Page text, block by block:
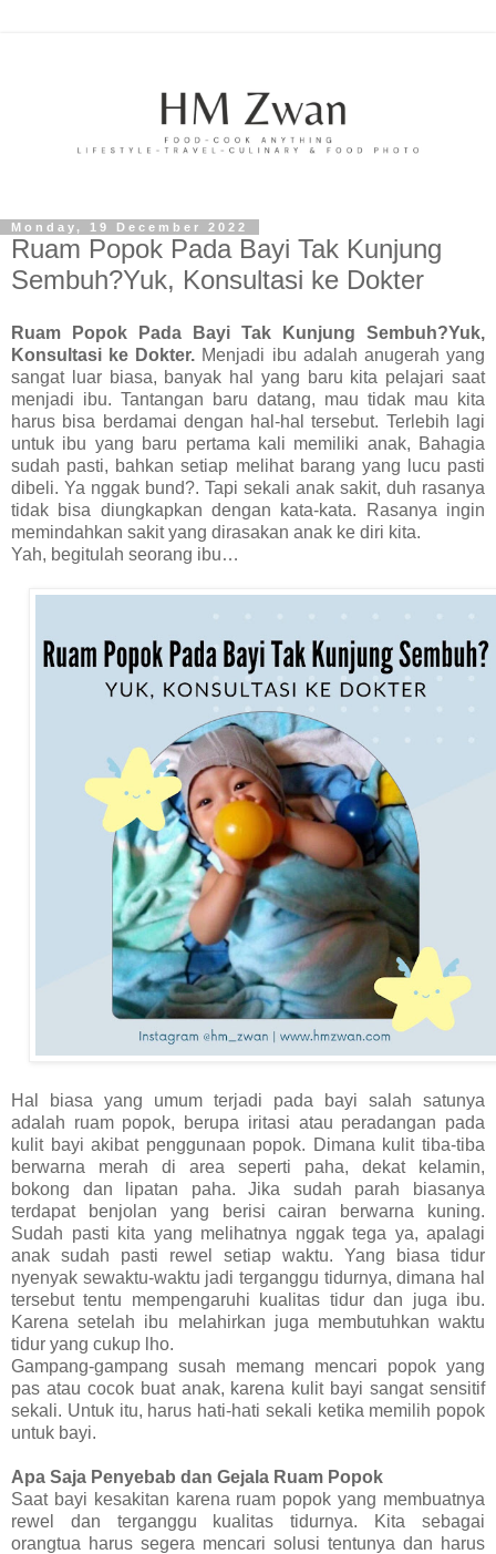
Monday, 19 December 2022
Ruam Popok Pada Bayi Tak Kunjung
Sembuh?Yuk, Konsultasi ke Dokter
Ruam Popok Pada Bayi Tak Kunjung Sembuh?Yuk,
Konsultasi ke Dokter. Menjadi ibu adalah anugerah yang
sangat luar biasa, banyak hal yang baru kita pelajari saat
menjadi ibu. Tantangan baru datang, mau tidak mau kita
harus bisa berdamai dengan hal-hal tersebut. Terlebih lagi
untuk ibu yang baru pertama kali memiliki anak, Bahagia
sudah pasti, bahkan setiap melihat barang yang lucu pasti
dibeli. Ya nggak bund?. Tapi sekali anak sakit, duh rasanya
tidak bisa diungkapkan dengan kata-kata. Rasanya ingin
memindahkan sakit yang dirasakan anak ke diri kita.
Yah, begitulah seorang ibu…
Hal biasa yang umum terjadi pada bayi salah satunya
adalah ruam popok, berupa iritasi atau peradangan pada
kulit bayi akibat penggunaan popok. Dimana kulit tiba-tiba
berwarna merah di area seperti paha, dekat kelamin,
bokong dan lipatan paha. Jika sudah parah biasanya
terdapat benjolan yang berisi cairan berwarna kuning.
Sudah pasti kita yang melihatnya nggak tega ya, apalagi
anak sudah pasti rewel setiap waktu. Yang biasa tidur
nyenyak sewaktu-waktu jadi terganggu tidurnya, dimana hal
tersebut tentu mempengaruhi kualitas tidur dan juga ibu.
Karena setelah ibu melahirkan juga membutuhkan waktu
tidur yang cukup lho.
Gampang-gampang susah memang mencari popok yang
pas atau cocok buat anak, karena kulit bayi sangat sensitif
sekali. Untuk itu, harus hati-hati sekali ketika memilih popok
untuk bayi.
Apa Saja Penyebab dan Gejala Ruam Popok
Saat bayi kesakitan karena ruam popok yang membuatnya
rewel dan terganggu kualitas tidurnya. Kita sebagai
orangtua harus segera mencari solusi tentunya dan harus